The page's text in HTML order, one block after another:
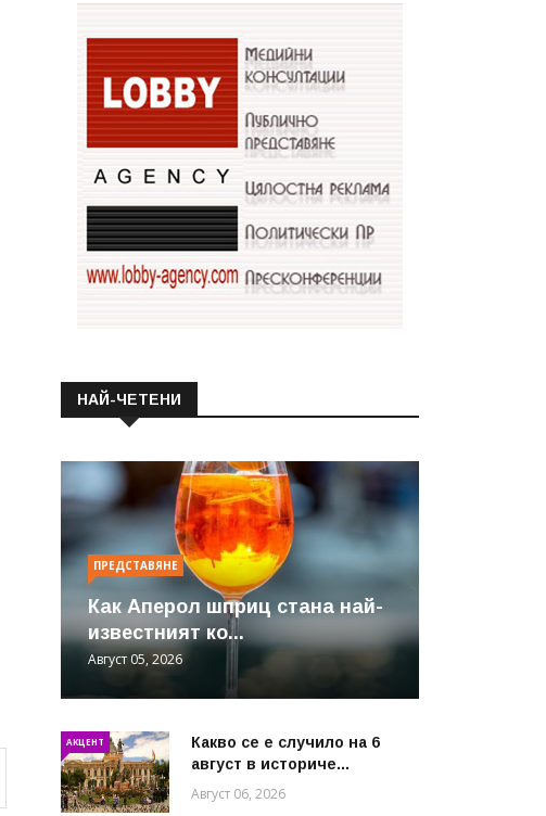
НАЙ-ЧЕТЕНИ
ПРЕДСТАВЯНЕ
Как Аперол шприц стана най-
известният ко...
Август 05, 2026
АКЦЕНТ
Какво се е случило на 6
август в историче...
Август 06, 2026